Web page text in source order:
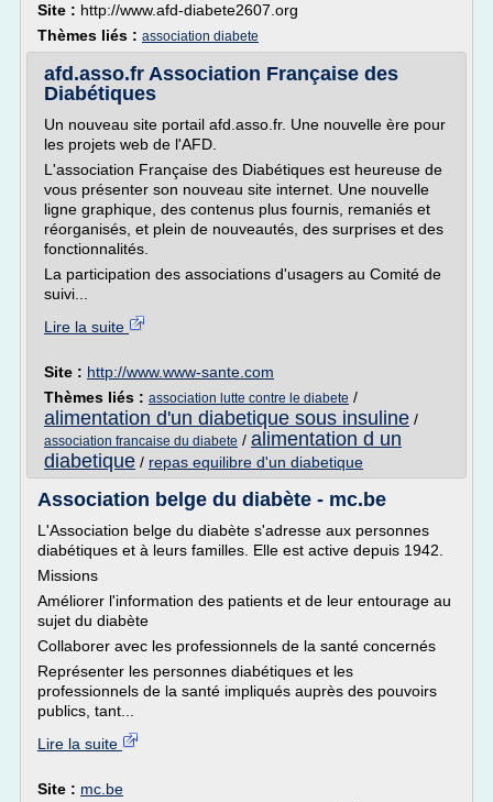
Site : http://www.afd-diabete2607.org
Thèmes liés : association diabete
afd.asso.fr Association Française des
Diabétiques
Un nouveau site portail afd.asso.fr. Une nouvelle ère pour
les projets web de l'AFD.
L'association Française des Diabétiques est heureuse de
vous présenter son nouveau site internet. Une nouvelle
ligne graphique, des contenus plus fournis, remaniés et
réorganisés, et plein de nouveautés, des surprises et des
fonctionnalités.
La participation des associations d'usagers au Comité de
suivi...
Lire la suite
Site : http://www.www-sante.com
Thèmes liés : association lutte contre le diabete /
alimentation d'un diabetique sous insuline /
association francaise du diabete / alimentation d un
diabetique / repas equilibre d'un diabetique
Association belge du diabète - mc.be
L'Association belge du diabète s'adresse aux personnes
diabétiques et à leurs familles. Elle est active depuis 1942.
Missions
Améliorer l'information des patients et de leur entourage au
sujet du diabète
Collaborer avec les professionnels de la santé concernés
Représenter les personnes diabétiques et les
professionnels de la santé impliqués auprès des pouvoirs
publics, tant...
Lire la suite
Site : mc.be